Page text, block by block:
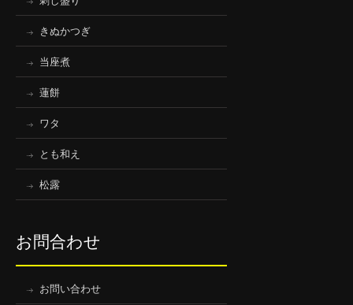
きぬかつぎ
当座煮
蓮餅
ワタ
とも和え
松露
お問合わせ
お問い合わせ